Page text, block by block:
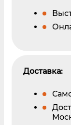
Доставка: